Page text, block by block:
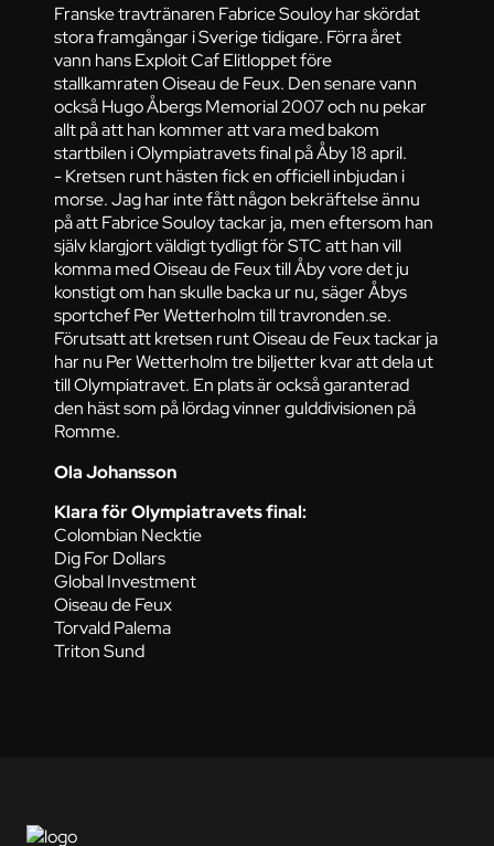
Franske travtränaren Fabrice Souloy har skördat
stora framgångar i Sverige tidigare. Förra året
vann hans Exploit Caf Elitloppet före
stallkamraten Oiseau de Feux. Den senare vann
också Hugo Åbergs Memorial 2007 och nu pekar
allt på att han kommer att vara med bakom
startbilen i Olympiatravets final på Åby 18 april.
- Kretsen runt hästen fick en officiell inbjudan i
morse. Jag har inte fått någon bekräftelse ännu
på att Fabrice Souloy tackar ja, men eftersom han
själv klargjort väldigt tydligt för STC att han vill
komma med Oiseau de Feux till Åby vore det ju
konstigt om han skulle backa ur nu, säger Åbys
sportchef Per Wetterholm till travronden.se.
Förutsatt att kretsen runt Oiseau de Feux tackar ja
har nu Per Wetterholm tre biljetter kvar att dela ut
till Olympiatravet. En plats är också garanterad
den häst som på lördag vinner gulddivisionen på
Romme.
Ola Johansson
Klara för Olympiatravets final:
Colombian Necktie
Dig For Dollars
Global Investment
Oiseau de Feux
Torvald Palema
Triton Sund